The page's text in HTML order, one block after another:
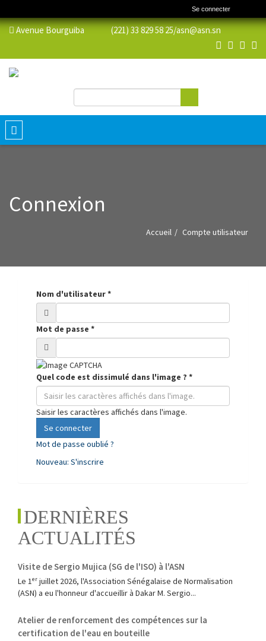
Se connecter
Avenue Bourguiba (221) 33 829 58 25/asn@asn.sn
Formulaire de recherche
Toggle
navigation
Connexion
Accueil Compte utilisateur
Nom d'utilisateur*
Mot de passe *
Quel code est dissimulé dans l'image ? *
Saisir les caractères affichés dans l'image.
Se connecter
Mot de passe oublié ?
Nouveau: S'inscrire
DERNIÈRES
ACTUALITÉS
Visite de Sergio Mujica (SG de l'ISO) à l'ASN
Le 1ᵉʳ juillet 2026, l'Association Sénégalaise de Normalisation
(ASN) a eu l'honneur d'accueillir à Dakar M. Sergio...
Atelier de renforcement des compétences sur la
certification de l'eau en bouteille